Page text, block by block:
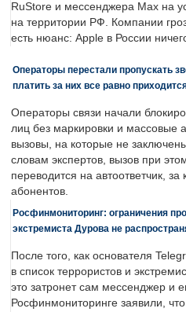
RuStore и мессенджера Max на
на территории РФ. Компании
есть нюанс: Apple в России
Операторы перестали пропускать
платить за них все равно
Операторы связи начали
лиц без маркировки и массовые
вызовы, на которые не
словам экспертов, вызов при
переводится на автоответчик,
абонентов.
Росфинмониторинг: ограничения
экстремиста Дурова не
После того, как основателя
в список террористов и
это затронет сам мессенджер и
Росфинмониторинге заявили,